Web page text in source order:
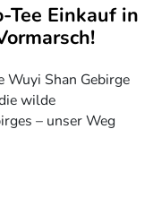
Einkauf in
Wuyi Shan Gebirge
wilde
– unser Weg